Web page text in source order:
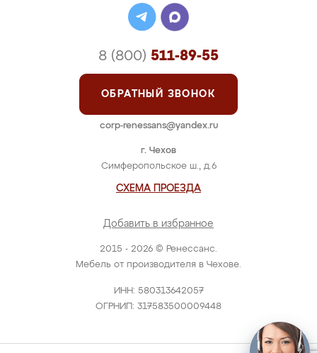
2015 - 2026 © Ренессанс.
Мебель от производителя в Чехове.
ИНН: 580313642057
ОГРНИП: 317583500009448
г. Чехов
Симферопольское ш., д.6
СХЕМА ПРОЕЗДА
Добавить в избранное
8 (800) 511-89-55
ОБРАТНЫЙ ЗВОНОК
corp-renessans@yandex.ru